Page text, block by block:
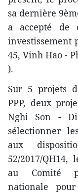
sa dernière
a accepté de
investissement
45, Vinh Hao -
).
Sur 5 projets
PPP, deux
Nghi Son -
sélectionner
aux
52/2017/
au Comité
nationale